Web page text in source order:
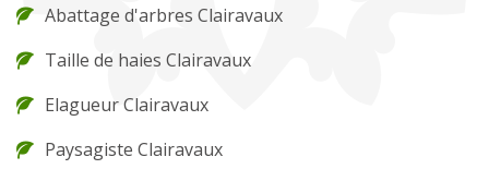
Abattage d'arbres Clairavaux
Taille de haies Clairavaux
Elagueur Clairavaux
Paysagiste Clairavaux